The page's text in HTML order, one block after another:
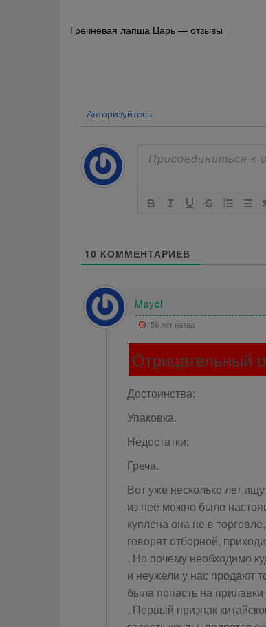
Навигация
Гречневая лапша Царь — отзывы
Авторизуйтесь
10 КОММЕНТАРИЕВ
Maycl
56 лет назад
Отрицательный
Достоинства:
Упаковка.
Недостатки:
Греча.
Вот уже несколько лет
из неё можно было
куплена она не в
говорят отборной,
. Но почему необходимо
и неужели у нас продают
была попасть на
. Первый признак